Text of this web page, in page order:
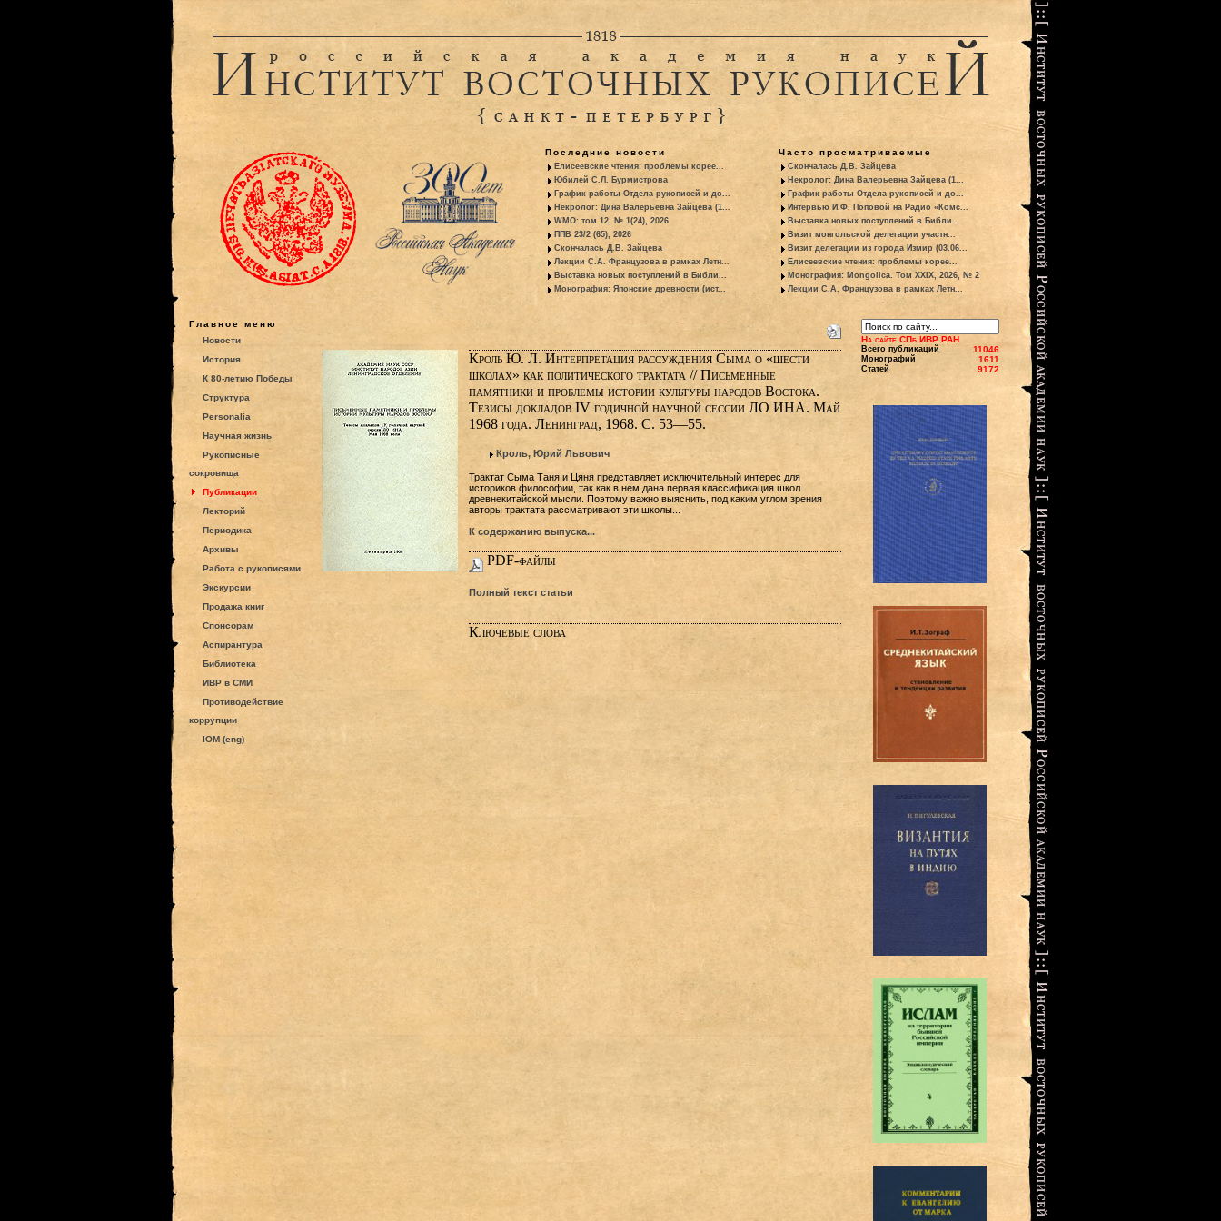
Последние новости
Елисеевские чтения: проблемы корее...
Юбилей С.Л. Бурмистрова
График работы Отдела рукописей и до...
Некролог: Дина Валерьевна Зайцева (1...
WMO: том 12, № 1(24), 2026
ППВ 23/2 (65), 2026
Скончалась Д.В. Зайцева
Лекции С.А. Французова в рамках Летн...
Выставка новых поступлений в Библи...
Монография: Японские древности (ист...
Часто просматриваемые
Скончалась Д.В. Зайцева
Некролог: Дина Валерьевна Зайцева (1...
График работы Отдела рукописей и до...
Интервью И.Ф. Поповой на Радио «Комс...
Выставка новых поступлений в Библи...
Визит монгольской делегации участн...
Визит делегации из города Измир (03.06...
Елисеевские чтения: проблемы корее...
Монография: Mongolica. Том XXIX, 2026, № 2
Лекции С.А. Французова в рамках Летн...
Главное меню
Новости
История
К 80-летию Победы
Структура
Personalia
Научная жизнь
Рукописные
сокровища
Публикации
Лекторий
Периодика
Архивы
Работа с рукописями
Экскурсии
Продажа книг
Спонсорам
Аспирантура
Библиотека
ИВР в СМИ
Противодействие
коррупции
IOM (eng)
Кроль Ю. Л. Интерпретация рассуждения Сыма о «шести
школах» как политического трактата // Письменные
памятники и проблемы истории культуры народов Востока.
Тезисы докладов IV годичной научной сессии ЛО ИНА. Май
1968 года. Ленинград, 1968. C. 53—55.
Кроль, Юрий Львович
Трактат Сыма Таня и Цяня представляет исключительный интерес для
историков философии, так как в нем дана первая классификация школ
древнекитайской мысли. Поэтому важно выяснить, под каким углом зрения
авторы трактата рассматривают эти школы...
К содержанию выпуска...
PDF-файлы
Полный текст статьи
Ключевые слова
На сайте СПб ИВР РАН
Всего публикаций 11046
Монографий 1611
Статей 9172